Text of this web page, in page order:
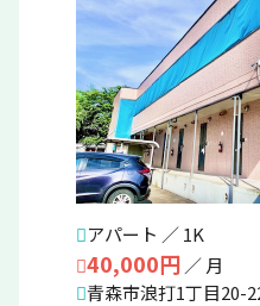
アパート ／ 1K
40,000円 ／ 月
青森市浪打1丁目20-